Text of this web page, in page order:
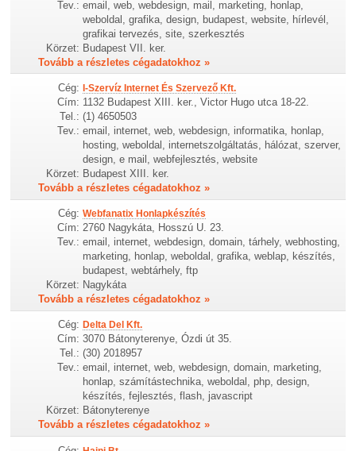
Tev.: email, web, webdesign, mail, marketing, honlap,
weboldal, grafika, design, budapest, website, hírlevél,
grafikai tervezés, site, szerkesztés
Körzet: Budapest VII. ker.
Tovább a részletes cégadatokhoz »
Cég: I-Szervíz Internet És Szervező Kft.
Cím: 1132 Budapest XIII. ker., Victor Hugo utca 18-22.
Tel.: (1) 4650503
Tev.: email, internet, web, webdesign, informatika, honlap,
hosting, weboldal, internetszolgáltatás, hálózat, szerver,
design, e mail, webfejlesztés, website
Körzet: Budapest XIII. ker.
Tovább a részletes cégadatokhoz »
Cég: Webfanatix Honlapkészítés
Cím: 2760 Nagykáta, Hosszú U. 23.
Tev.: email, internet, webdesign, domain, tárhely, webhosting,
marketing, honlap, weboldal, grafika, weblap, készítés,
budapest, webtárhely, ftp
Körzet: Nagykáta
Tovább a részletes cégadatokhoz »
Cég: Delta Del Kft.
Cím: 3070 Bátonyterenye, Ózdi út 35.
Tel.: (30) 2018957
Tev.: email, internet, web, webdesign, domain, marketing,
honlap, számítástechnika, weboldal, php, design,
készítés, fejlesztés, flash, javascript
Körzet: Bátonyterenye
Tovább a részletes cégadatokhoz »